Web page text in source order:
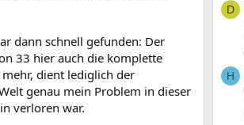
dann schnell gefunden: Der
33 hier auch die komplette
dient lediglich der
genau mein Problem in dieser
verloren war.
D
H